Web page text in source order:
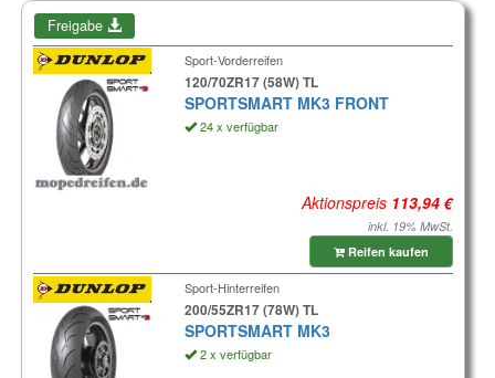
Freigabe
Sport-Vorderreifen
120/70ZR17 (58W) TL
SPORTSMART MK3 FRONT
24 x verfügbar
Aktionspreis
inkl. 19% MwSt.
Reifen kaufen
Sport-Hinterreifen
200/55ZR17 (78W) TL
SPORTSMART MK3
2 x verfügbar